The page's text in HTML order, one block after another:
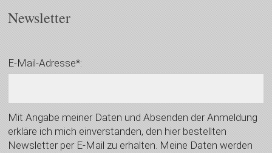
Newsletter
E-Mail-Adresse*:
Mit Angabe meiner Daten und Absenden der Anmeldung
erkläre ich mich einverstanden, den hier bestellten
Newsletter per E-Mail zu erhalten. Meine Daten werden